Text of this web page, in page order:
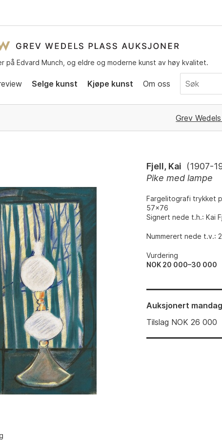
på Edvard Munch, og eldre og moderne kunst av høy kvalitet.
Selge kunst Kjøpe kunst Om oss
Grev
Fjell, Kai (1907-
Pike med lampe
Fargelitografi trykket
57x76
Signert nede t.h.: Kai
Nummerert nede t.v.:
Vurdering
NOK 20 000–30 000
Auksjonert
Tilslag NOK26 000